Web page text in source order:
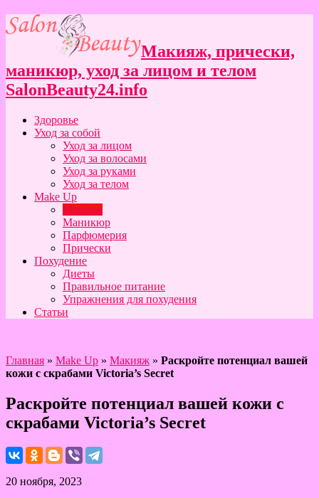
Макияж, прически,
маникюр, уход за лицом и телом
SalonBeauty24.info
Здоровье
Уход за собой
Уход за лицом
Уход за волосами
Уход за руками
Уход за телом
Make Up
Макияж
Маникюр
Парфюмерия
Прически
Похудение
Диеты
Правильное питание
Упражнения для похудения
Статьи
Главная » Make Up » Макияж » Раскройте потенциал вашей
кожи с скрабами Victoria’s Secret
Раскройте потенциал вашей кожи с
скрабами Victoria’s Secret
20 ноября, 2023